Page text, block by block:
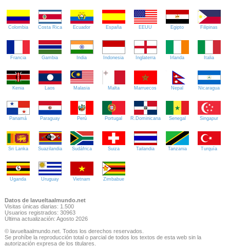
Colombia Costa Rica Ecuador España EEUU Egipto Filipinas
Francia Gambia India Indonesia Inglaterra Irlanda Italia
Kenia Laos Malasia Malta Marruecos Nepal Nicaragua
Panamá Paraguay Perú Portugal R.Dominicana Senegal Singapur
Sri Lanka Suazilandia Sudáfrica Suiza Tailandia Tanzania Turquía
Uganda Uruguay Vietnam Zimbabue
Datos de lavueltaalmundo.net
Visitas únicas diarias: 1.500
Usuarios registrados: 30963
Última actualización: Agosto 2026
© lavueltaalmundo.net. Todos los derechos reservados.
Se prohíbe la reproducción total o parcial de todos los textos de esta web sin la
autorización expresa de los titulares.